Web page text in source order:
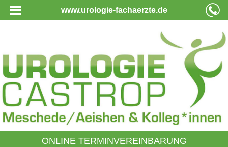
www.urologie-fachaerzte.de
ONLINE TERMINVEREINBARUNG